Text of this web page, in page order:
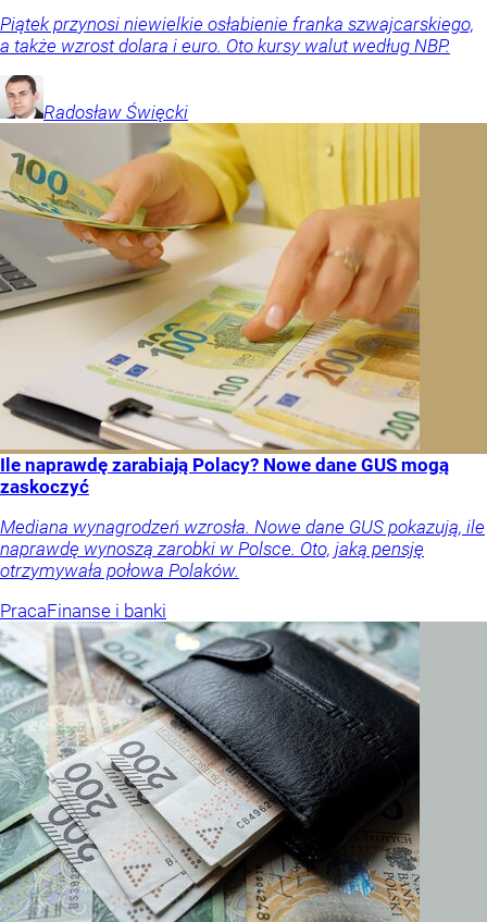
Piątek przynosi niewielkie osłabienie franka szwajcarskiego,
a także wzrost dolara i euro. Oto kursy walut według NBP.
Radosław Święcki
Ile naprawdę zarabiają Polacy? Nowe dane GUS mogą
zaskoczyć
Mediana wynagrodzeń wzrosła. Nowe dane GUS pokazują, ile
naprawdę wynoszą zarobki w Polsce. Oto, jaką pensję
otrzymywała połowa Polaków.
PracaFinanse i banki